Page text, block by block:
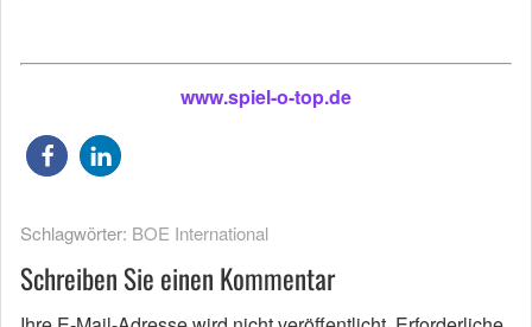
www.spiel-o-top.de
Schlagwörter: BOE International
Schreiben Sie einen Kommentar